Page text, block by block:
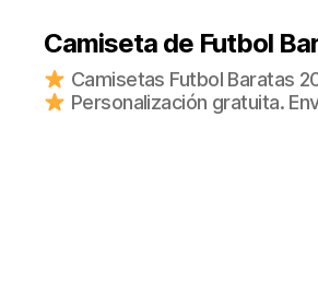
Camiseta de Futbol
Camisetas Futbol Baratas
Personalización gratuita.